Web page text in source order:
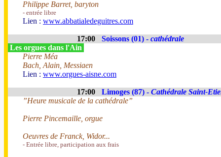
Philippe Barret, baryton
- entrée libre
Lien : www.abbatialedeguitres.com
17:00 Soissons (01) - cathédrale
Les orgues dans l'Ain
Pierre Méa
Bach, Alain, Messiaen
Lien : www.orgues-aisne.com
17:00 Limoges (87) - Cathédrale Saint-
”Heure musicale de la cathédrale”
Pierre Pincemaille, orgue
Oeuvres de Franck, Widor...
- Entrée libre, participation aux frais